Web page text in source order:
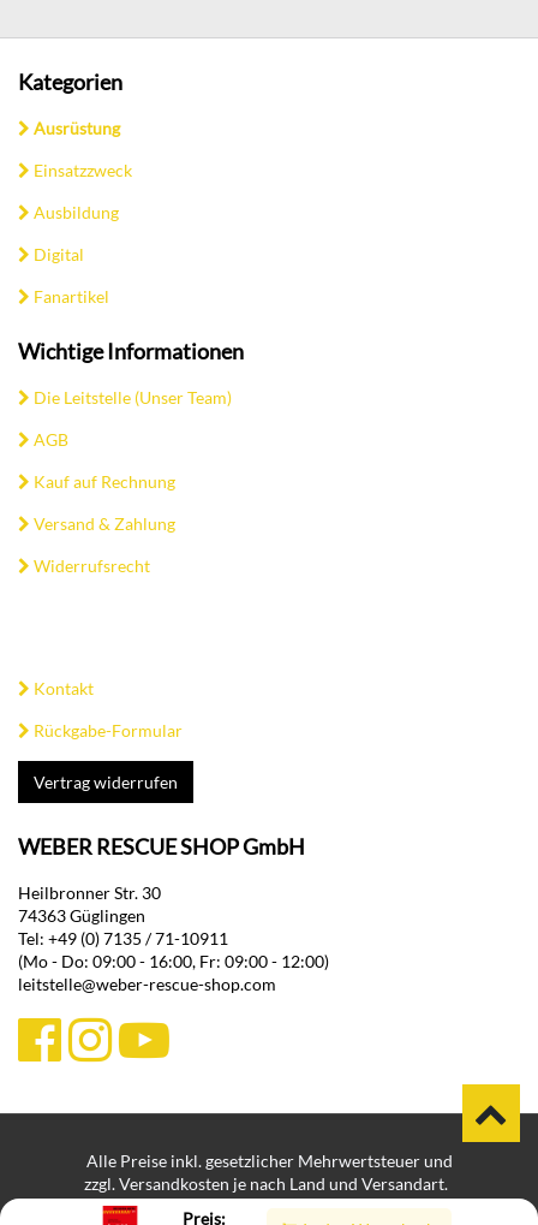
Preis:
Kategorien
Ausrüstung
Einsatzzweck
Ausbildung
Digital
Fanartikel
Wichtige Informationen
Die Leitstelle (Unser Team)
AGB
Kauf auf Rechnung
Versand & Zahlung
Widerrufsrecht
Kontakt
Rückgabe-Formular
Vertrag widerrufen
WEBER RESCUE SHOP GmbH
Heilbronner Str. 30
74363 Güglingen
Tel: +49 (0) 7135 / 71-10911
(Mo - Do: 09:00 - 16:00, Fr: 09:00 - 12:00)
leitstelle@weber-rescue-shop.com
Alle Preise inkl. gesetzlicher Mehrwertsteuer und
zzgl. Versandkosten je nach Land und Versandart.
Bei Lieferungen in Nicht-EU-Länder können zusätzliche Zölle,